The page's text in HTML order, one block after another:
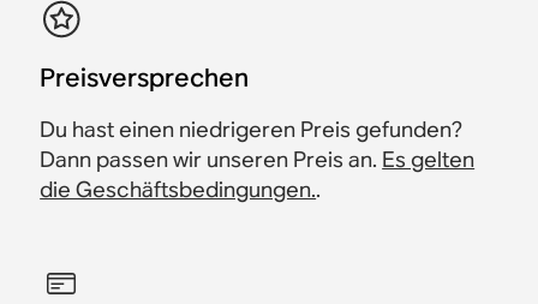
​Preisversprechen
Du hast einen niedrigeren Preis gefunden?
Dann passen wir unseren Preis an. Es gelten
die Geschäftsbedingungen..